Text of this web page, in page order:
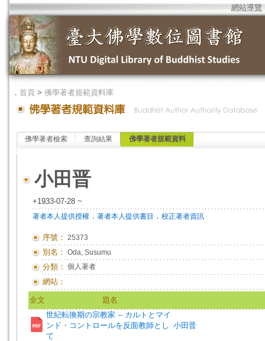
網站導覽
． 首頁 > 佛學著者規範資料庫
佛學著者檢索 查詢結果 佛學著者規範資料
小田晋
+1933-07-28 ~
著者本人提供授權 ． 著者本人提供書目 ． 校正著者資訊
序號： 25373
別名： Oda, Susumu
分類： 個人著者
網站：
全文
題名
世紀転換期の宗教家 -- カルトとマイ
ンド・コントロールを反面教師とし
て
小田晋